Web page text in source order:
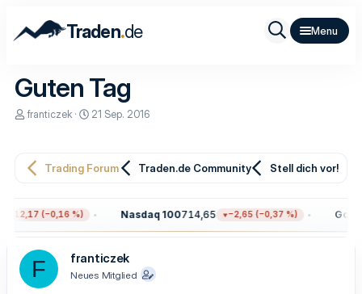
Traden.de
Guten Tag
E
e
r
franticzek
E
e
a
m
21 Sep. 2016
Trading Forum Traden.de Community Stell dich vor!
−12,17 (−0,16 %) Nasdaq 100714,65 −2,65 (−0,37 %) Gold
F franticzek
Neues Mitglied